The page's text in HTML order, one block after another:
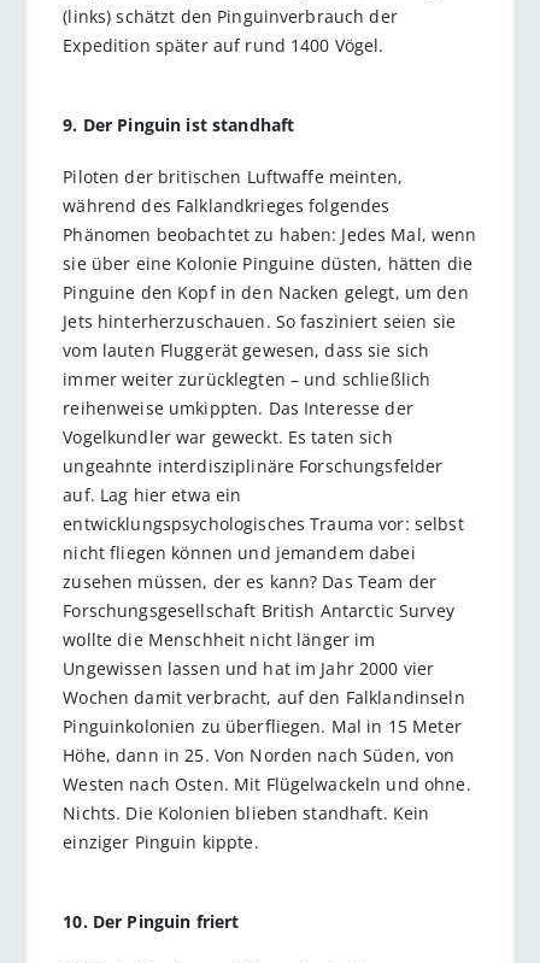
(links) schätzt den Pinguinverbrauch der
Expedition später auf rund 1400 Vögel.
9. Der Pinguin ist standhaft
Piloten der britischen Luftwaffe meinten,
während des Falklandkrieges folgendes
Phänomen beobachtet zu haben: Jedes Mal, wenn
sie über eine Kolonie Pinguine düsten, hätten die
Pinguine den Kopf in den Nacken gelegt, um den
Jets hinterherzuschauen. So fasziniert seien sie
vom lauten Fluggerät gewesen, dass sie sich
immer weiter zurücklegten – und schließlich
reihenweise umkippten. Das Interesse der
Vogelkundler war geweckt. Es taten sich
ungeahnte interdisziplinäre Forschungsfelder
auf. Lag hier etwa ein
entwicklungspsychologisches Trauma vor: selbst
nicht fliegen können und jemandem dabei
zusehen müssen, der es kann? Das Team der
Forschungsgesellschaft British Antarctic Survey
wollte die Menschheit nicht länger im
Ungewissen lassen und hat im Jahr 2000 vier
Wochen damit verbracht, auf den Falklandinseln
Pinguinkolonien zu überfliegen. Mal in 15 Meter
Höhe, dann in 25. Von Norden nach Süden, von
Westen nach Osten. Mit Flügelwackeln und ohne.
Nichts. Die Kolonien blieben standhaft. Kein
einziger Pinguin kippte.
10. Der Pinguin friert